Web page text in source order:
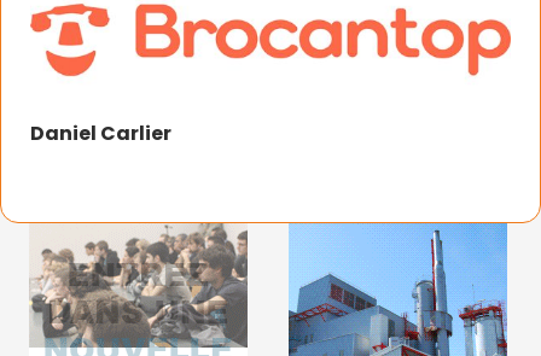
Daniel Carlier